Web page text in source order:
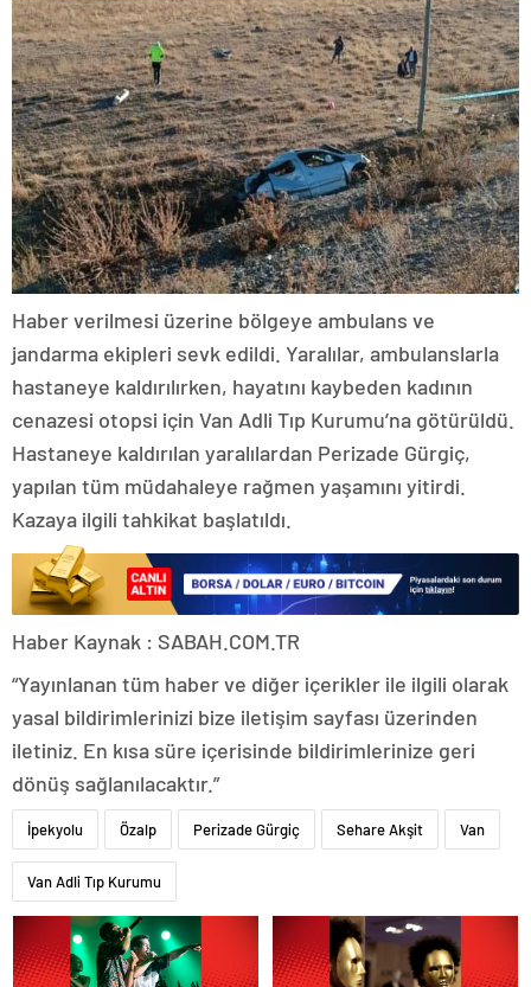
Haber verilmesi üzerine bölgeye ambulans ve
jandarma ekipleri sevk edildi. Yaralılar, ambulanslarla
hastaneye kaldırılırken, hayatını kaybeden kadının
cenazesi otopsi için Van Adli Tıp Kurumu’na götürüldü.
Hastaneye kaldırılan yaralılardan Perizade Gürgiç,
yapılan tüm müdahaleye rağmen yaşamını yitirdi.
Kazaya ilgili tahkikat başlatıldı.
Haber Kaynak : SABAH.COM.TR
“Yayınlanan tüm haber ve diğer içerikler ile ilgili olarak
yasal bildirimlerinizi bize iletişim sayfası üzerinden
iletiniz. En kısa süre içerisinde bildirimlerinize geri
dönüş sağlanılacaktır.”
İpekyolu Özalp Perizade Gürgiç Sehare Akşit Van
Van Adli Tıp Kurumu